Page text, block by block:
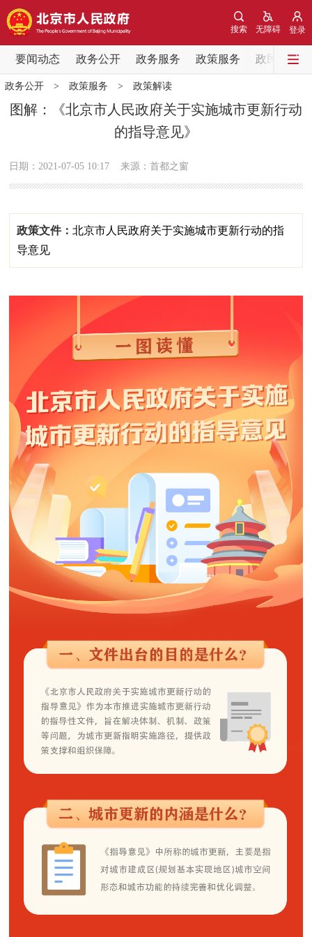
登录
无障碍
搜索
要闻动态 政务公开 政务服务 政策服务 政民互动
要闻动态
党中央精神 国务院信息
会议信息
市领导
决策公开 专题公开
政务服务
个人服务 法人服务 部门服务
便民服务 利企服务 投资项目
中介服务 阳光政务
政民互动
12345网上接诉即办 我要咨询 我要建议
参与调查 在线访谈 图说互动
北京概况 十六区概览 人文北京
绿色北京 图说北京 视频北京
多语种
DEUTSCH FRANÇAIS РУССКИЙ ЯЗЫК
ESPAÑOL
政务公开> 政策服务 > 政策解读
图解：《北京市人民政府关于实施城市更新行动
的指导意见》
日期：2021-07-05 10:17 来源：首都之窗
政策文件：北京市人民政府关于实施城市更新行动的指
导意见